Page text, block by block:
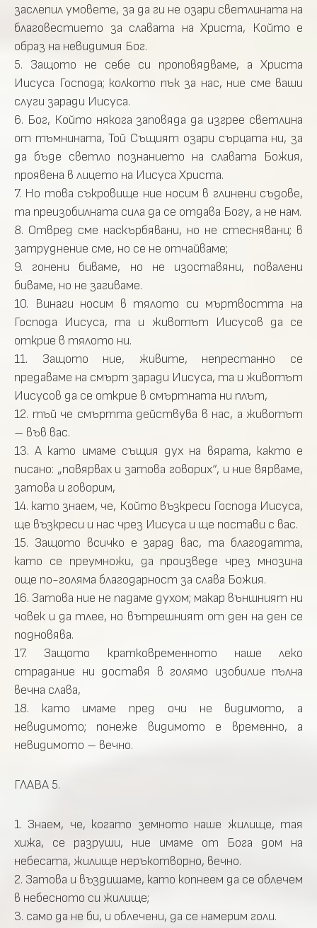
заслепил умовете, за да ги не озари светлината на
благовестието за славата на Христа, Който е
образ на невидимия Бог.
5. Защото не себе си проповядваме, а Христа
Иисуса Господа; колкото пък за нас, ние сме ваши
слуги заради Иисуса.
6. Бог, Който някога заповяда да изгрее светлина
от тъмнината, Той Същият озари сърцата ни, за
да бъде светло познанието на славата Божия,
проявена в лицето на Иисуса Христа.
7. Но това съкровище ние носим в глинени съдове,
та преизобилната сила да се отдава Богу, а не нам.
8. Отвред сме наскърбявани, но не стеснявани; в
затруднение сме, но се не отчайваме;
9. гонени биваме, но не изоставяни, повалени
биваме, но не загиваме.
10. Винаги носим в тялото си мъртвостта на
Господа Иисуса, та и животът Иисусов да се
открие в тялото ни.
11. Защото ние, живите, непрестанно се
предаваме на смърт заради Иисуса, та и животът
Иисусов да се открие в смъртната ни плът,
12. тъй че смъртта действува в нас, а животът
– във вас.
13. А като имаме същия дух на вярата, както е
писано: „повярвах и затова говорих“, и ние вярваме,
затова и говорим,
14. като знаем, че, Който възкреси Господа Иисуса,
ще възкреси и нас чрез Иисуса и ще постави с вас.
15. Защото всичко е зарад вас, та благодатта,
като се преумножи, да произведе чрез мнозина
още по-голяма благодарност за слава Божия.
16. Затова ние не падаме духом; макар външният ни
човек и да тлее, но вътрешният от ден на ден се
подновява.
17. Защото кратковременното наше леко
страдание ни доставя в голямо изобилие пълна
вечна слава,
18. като имаме пред очи не видимото, а
невидимото; понеже видимото е временно, а
невидимото – вечно.
ГЛАВА 5.
1. Знаем, че, когато земното наше жилище, тая
хижа, се разруши, ние имаме от Бога дом на
небесата, жилище неръкотворно, вечно.
2. Затова и въздишаме, като копнеем да се облечем
в небесното си жилище;
3. само да не би, и облечени, да се намерим голи.